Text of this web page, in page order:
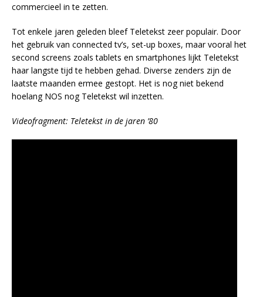
commercieel in te zetten.
Tot enkele jaren geleden bleef Teletekst zeer populair. Door
het gebruik van connected tv’s, set-up boxes, maar vooral het
second screens zoals tablets en smartphones lijkt Teletekst
haar langste tijd te hebben gehad. Diverse zenders zijn de
laatste maanden ermee gestopt. Het is nog niet bekend
hoelang NOS nog Teletekst wil inzetten.
Videofragment: Teletekst in de jaren ’80